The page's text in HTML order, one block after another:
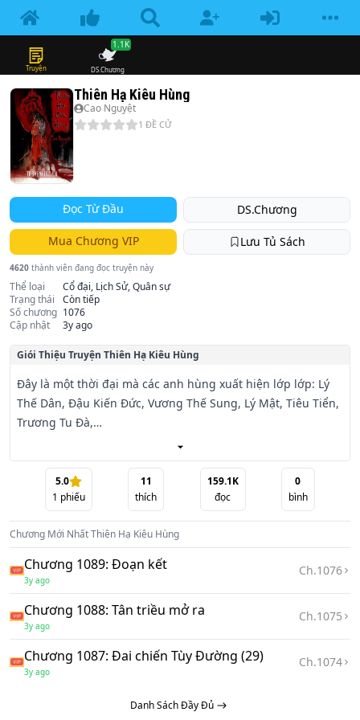
Truyện DS.Chương
1.1K
Thiên Hạ Kiêu Hùng
Cao Nguyệt
1 ĐỀ CỬ
Đọc Từ Đầu DS.Chương
Mua Chương VIP Lưu Tủ Sách
4620 thành viên đang đọc truyện này
Thể loại
Cổ đại, Lịch Sử, Quân sự
Trạng thái
Còn tiếp
Số chương 1076
Cập nhật
3y ago
Giói Thiệu Truyện Thiên Hạ Kiêu Hùng
Đây là một thời đại mà các anh hùng xuất hiện lớp lớp: Lý
Thế Dân, Đậu Kiến Đức, Vương Thế Sung, Lý Mật, Tiêu Tiển,
Trương Tu Đà,
Đây là một thời đại đầy những kỳ ngộ: Trong bối cảnh thiên
hạ cuối đời Tùy, quần hùng tranh bá, mỹ nhân như ngọc,
giang sơn như
tranh, chỉ cường nhân mới có thể khẳng định mình.
Dương Nguyên Khánh, một đứa con riêng trong gia tộc
quyền thế, mang trong đầu trí tuệ của ngàn năm sau, đối
diện với sự quật khởi
mạnh mẽ, cứng rắn của cha con Lý Uyên, Lý Kiến Thành, Lý
Thế Dân, Lý Nguyên Bá, v.v.… những người đã xây dựng
nên triều Đường hùng
5.0
1 phiếu
11
thích
159.1K
đọc
0
bình
Chương Mới NhấtThiên Hạ Kiêu Hùng
Chương 1089: Đoạn kết
3y ago
Ch.1076
Chương 1088: Tân triều mở ra
3y ago
Ch.1075
Chương 1087: Đai chiến Tùy Đường (29)
3y ago
Ch.1074
Danh Sách Đầy Đủ